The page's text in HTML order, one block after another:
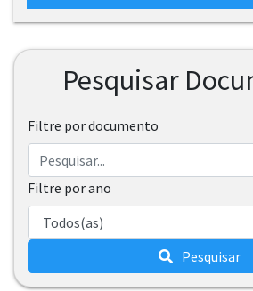
Pesquisar
Filtre por documento
Filtre por ano
Pesquisar